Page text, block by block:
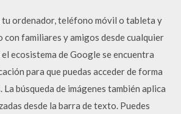
tu ordenador, teléfono móvil o tableta y
con familiares y amigos desde cualquier
ecosistema de Google se encuentra
para que puedas acceder de forma
búsqueda de imágenes también aplica
desde la barra de texto. Puedes